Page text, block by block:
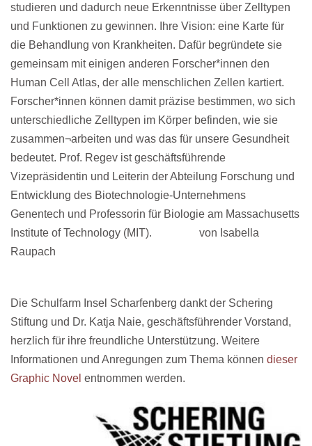
studieren und dadurch neue Erkenntnisse über Zelltypen
und Funktionen zu gewinnen. Ihre Vision: eine Karte für
die Behandlung von Krankheiten. Dafür begründete sie
gemeinsam mit einigen anderen Forscher*innen den
Human Cell Atlas, der alle menschlichen Zellen kartiert.
Forscher*innen können damit präzise bestimmen, wo sich
unterschiedliche Zelltypen im Körper befinden, wie sie
zusammen¬arbeiten und was das für unsere Gesundheit
bedeutet. Prof. Regev ist geschäftsführende
Vizepräsidentin und Leiterin der Abteilung Forschung und
Entwicklung des Biotechnologie-Unternehmens
Genentech und Professorin für Biologie am Massachusetts
Institute of Technology (MIT). von Isabella
Raupach
Die Schulfarm Insel Scharfenberg dankt der Schering
Stiftung und Dr. Katja Naie, geschäftsführender Vorstand,
herzlich für ihre freundliche Unterstützung. Weitere
Informationen und Anregungen zum Thema können dieser
Graphic Novel entnommen werden.